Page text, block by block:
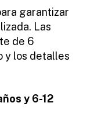
garantizar
Las
de 6
y los detalles
y 6-12